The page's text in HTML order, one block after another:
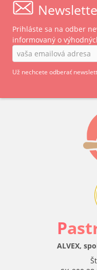
Prihláste sa na odber
informovaný o
Už nechcete odberať
P
ALVEX,